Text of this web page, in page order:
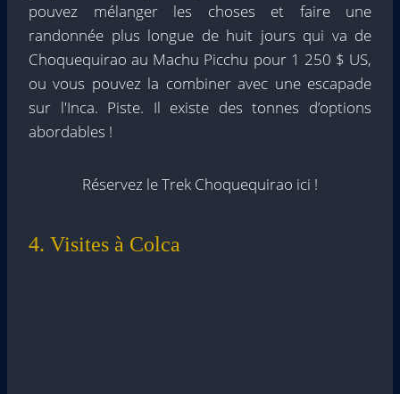
pouvez mélanger les choses et faire une
randonnée plus longue de huit jours qui va de
Choquequirao au Machu Picchu pour 1 250 $ US,
ou vous pouvez la combiner avec une escapade
sur l'Inca. Piste. Il existe des tonnes d’options
abordables !
Réservez le Trek Choquequirao ici !
4. Visites à Colca